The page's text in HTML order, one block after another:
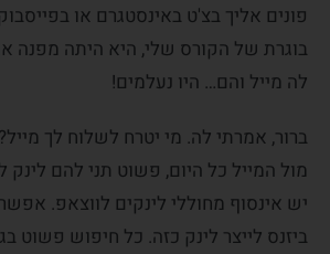
פונים אליך בצ'ט באינסטגרם או
בוגרת של הקורס שלי, היא היתה מפנה
לה מייל והם… היו נעלמים!
ברור, אמרתי לה. מי יטרח לשלוח לך
מול המייל כל היום, פשוט תני להם לינק
יש אינסוף מחוללי לינקים לווצאפ.
ביזנס לייצר לינק כזה. כל חיפוש פשוט